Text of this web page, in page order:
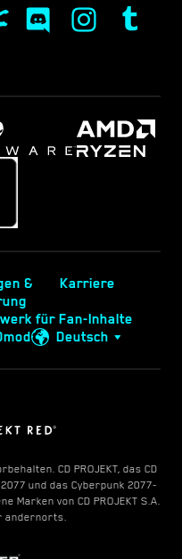
&
Karriere
für Fan-Inhalte
Deutsch
CD PROJEKT, das CD
und das Cyberpunk 2077-
Marken von CD PROJEKT S.A.
andernorts.